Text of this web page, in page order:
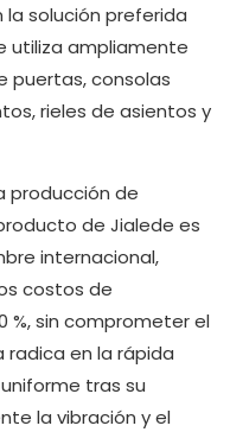
solución preferida
utiliza ampliamente
puertas, consolas
rieles de asientos y
producción de
de Jialede es
internacional,
costos de
%, sin comprometer el
radica en la rápida
tras su
la vibración y el